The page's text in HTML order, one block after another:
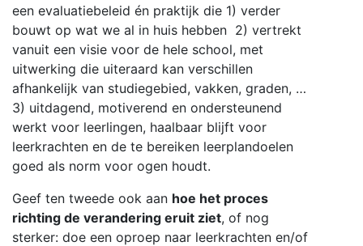
een evaluatiebeleid én praktijk die 1) verder
bouwt op wat we al in huis hebben 2) vertrekt
vanuit een visie voor de hele school, met
uitwerking die uiteraard kan verschillen
afhankelijk van studiegebied, vakken, graden, …
3) uitdagend, motiverend en ondersteunend
werkt voor leerlingen, haalbaar blijft voor
leerkrachten en de te bereiken leerplandoelen
goed als norm voor ogen houdt.
Geef ten tweede ook aan hoe het proces
richting de verandering eruit ziet, of nog
sterker: doe een oproep naar leerkrachten en/of